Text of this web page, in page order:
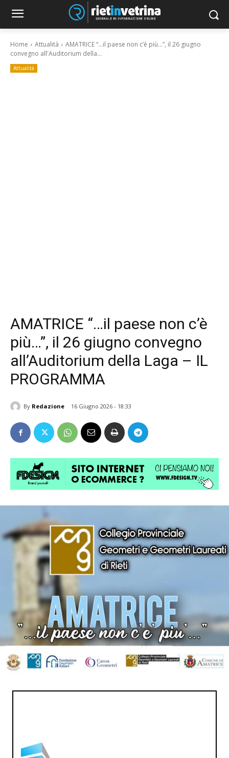
Home Attualità
AMATRICE “…il paese non c’è più…”, il 26 giugno
convegno all'Auditorium della...
Attualità
AMATRICE “…il paese non c’è
più…”, il 26 giugno convegno
all’Auditorium della Laga – IL
PROGRAMMA
By Redazione 16 Giugno 2026 - 18:33